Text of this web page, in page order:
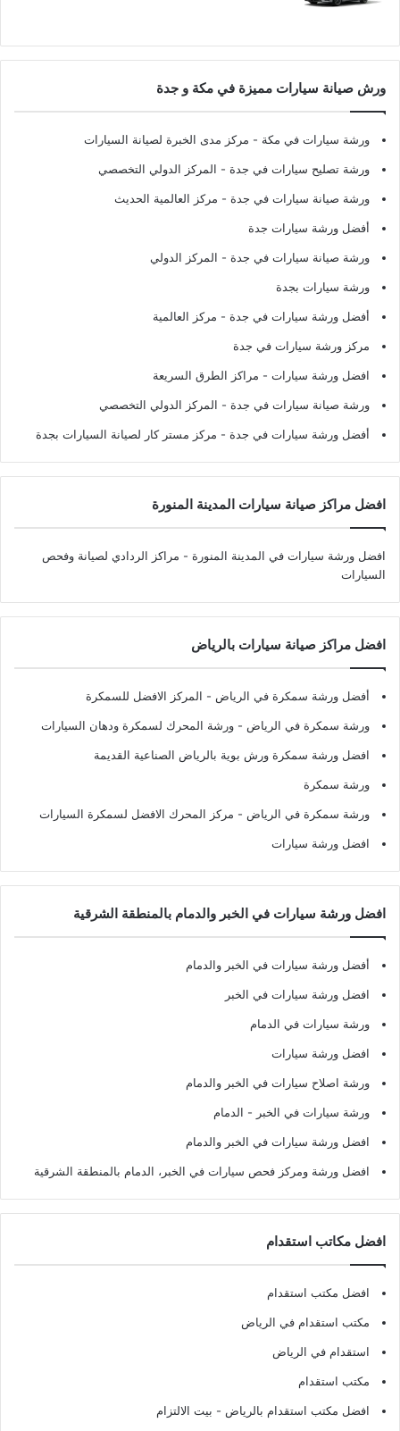
ورش صيانة سيارات مميزة في مكة و جدة
ورشة سيارات في مكة - مركز مدى الخبرة لصيانة السيارات
ورشة تصليح سيارات في جدة - المركز الدولي التخصصي
ورشة صيانة سيارات في جدة - مركز العالمية الحديث
أفضل ورشة سيارات جدة
ورشة صيانة سيارات في جدة - المركز الدولي
ورشة سيارات بجدة
أفضل ورشة سيارات في جدة - مركز العالمية
مركز ورشة سيارات في جدة
افضل ورشة سيارات - مراكز الطرق السريعة
ورشة صيانة سيارات في جدة - المركز الدولي التخصصي
أفضل ورشة سيارات في جدة - مركز مستر كار لصيانة السيارات بجدة
افضل مراكز صيانة سيارات المدينة المنورة
افضل ورشة سيارات في المدينة المنورة - مراكز الردادي لصيانة وفحص
السيارات
افضل مراكز صيانة سيارات بالرياض
أفضل ورشة سمكرة في الرياض - المركز الافضل للسمكرة
ورشة سمكرة في الرياض - ورشة المحرك لسمكرة ودهان السيارات
افضل ورشة سمكرة ورش بوية بالرياض الصناعية القديمة
ورشة سمكرة
ورشة سمكرة في الرياض - مركز المحرك الافضل لسمكرة السيارات
افضل ورشة سيارات
افضل ورشة سيارات في الخبر والدمام بالمنطقة الشرقية
أفضل ورشة سيارات في الخبر والدمام
افضل ورشة سيارات في الخبر
ورشة سيارات في الدمام
افضل ورشة سيارات
ورشة اصلاح سيارات في الخبر والدمام
ورشة سيارات في الخبر - الدمام
افضل ورشة سيارات في الخبر والدمام
افضل ورشة ومركز فحص سيارات في الخبر، الدمام بالمنطقة الشرقية
افضل مكاتب استقدام
افضل مكتب استقدام
مكتب استقدام في الرياض
استقدام في الرياض
مكتب استقدام
افضل مكتب استقدام بالرياض - بيت الالتزام